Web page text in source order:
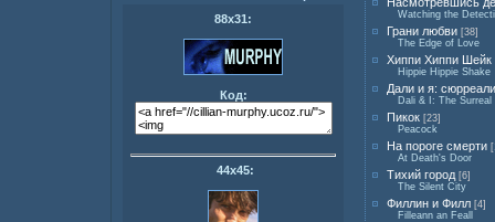
88х31:
Код:
44х45:
Watching the
Грани любви [38]
The Edge of Love
Хиппи Хиппи Шейк
Hippie Hippie Shake
Дали и я:
Dali & I: The Surreal
Пикок [23]
Peacock
На пороге смерти
At Death's Door
Тихий город [6]
The Silent City
Филлин и Филл [4]
Filleann an Feall